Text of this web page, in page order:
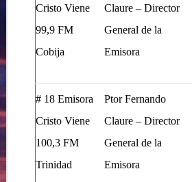
Cristo Viene
99,9 FM
Cobija
Claure – Director
General de la
Emisora
# 18 Emisora
Cristo Viene
100,3 FM
Trinidad
Ptor Fernando
Claure – Director
General de la
Emisora